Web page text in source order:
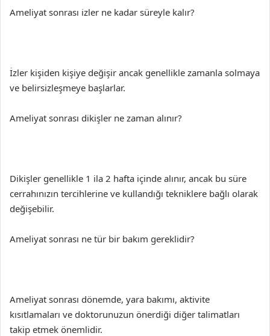
Ameliyat sonrası izler ne kadar süreyle kalır?
İzler kişiden kişiye değişir ancak genellikle zamanla solmaya
ve belirsizleşmeye başlarlar.
Ameliyat sonrası dikişler ne zaman alınır?
Dikişler genellikle 1 ila 2 hafta içinde alınır, ancak bu süre
cerrahınızın tercihlerine ve kullandığı tekniklere bağlı olarak
değişebilir.
Ameliyat sonrası ne tür bir bakım gereklidir?
Ameliyat sonrası dönemde, yara bakımı, aktivite
kısıtlamaları ve doktorunuzun önerdiği diğer talimatları
takip etmek önemlidir.